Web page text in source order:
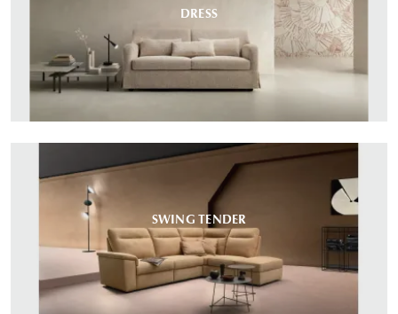
DRESS
SWING TENDER